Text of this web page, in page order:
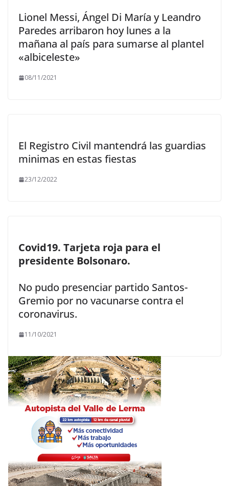
Lionel Messi, Ángel Di María y Leandro
Paredes arribaron hoy lunes a la
mañana al país para sumarse al plantel
«albiceleste»
08/11/2021
El Registro Civil mantendrá las guardias
minimas en estas fiestas
23/12/2022
Covid19. Tarjeta roja para el
presidente Bolsonaro.
No pudo presenciar partido Santos-
Gremio por no vacunarse contra el
coronavirus.
11/10/2021